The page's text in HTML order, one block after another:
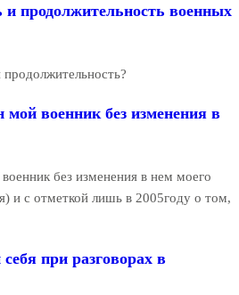
и продолжительность военных
мой военник без изменения в
без изменения в нем моего
и с отметкой лишь в 2005году о том,
при разговорах в